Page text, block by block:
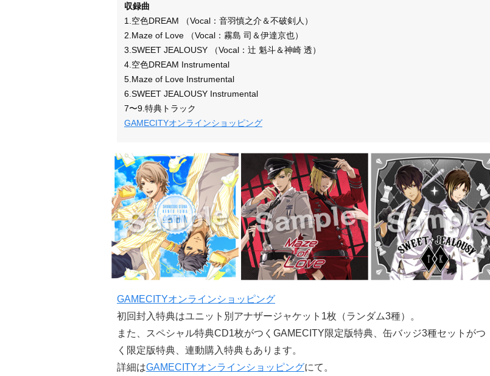
収録曲
1.空色DREAM （Vocal：音羽慎之介＆不破剣人）
2.Maze of Love （Vocal：霧島 司＆伊達京也）
3.SWEET JEALOUSY （Vocal：辻 魁斗＆神崎 透）
4.空色DREAM Instrumental
5.Maze of Love Instrumental
6.SWEET JEALOUSY Instrumental
7〜9.特典トラック
GAMECITYオンラインショッピング
GAMECITYオンラインショッピング
初回封入特典はユニット別アナザージャケット1枚（ランダム3種）。
また、スペシャル特典CD1枚がつくGAMECITY限定版特典、缶バッジ3種セットがつ
く限定版特典、連動購入特典もあります。
詳細はGAMECITYオンラインショッピングにて。